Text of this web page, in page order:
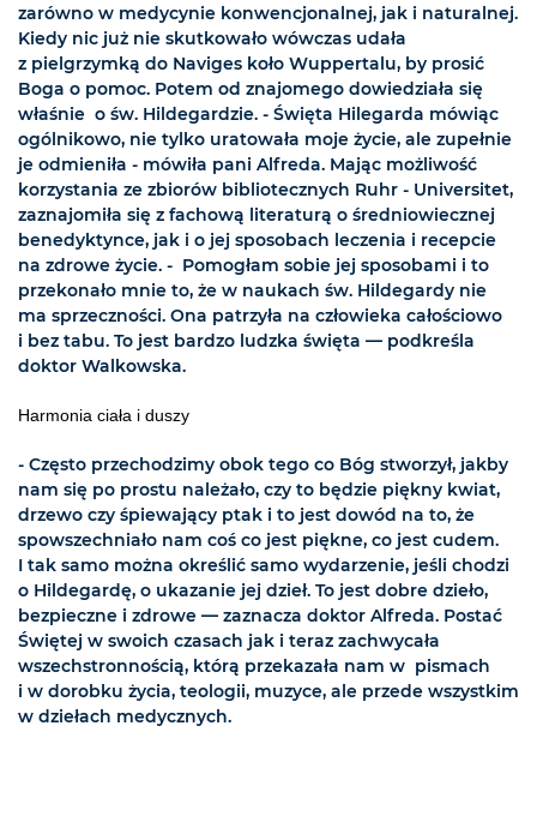
zarówno w medycynie konwencjonalnej, jak i naturalnej.
Kiedy nic już nie skutkowało wówczas udała
z pielgrzymką do Naviges koło Wuppertalu, by prosić
Boga o pomoc. Potem od znajomego dowiedziała się
właśnie o św. Hildegardzie. - Święta Hilegarda mówiąc
ogólnikowo, nie tylko uratowała moje życie, ale zupełnie
je odmieniła - mówiła pani Alfreda. Mając możliwość
korzystania ze zbiorów bibliotecznych Ruhr - Universitet,
zaznajomiła się z fachową literaturą o średniowiecznej
benedyktynce, jak i o jej sposobach leczenia i recepcie
na zdrowe życie. - Pomogłam sobie jej sposobami i to
przekonało mnie to, że w naukach św. Hildegardy nie
ma sprzeczności. Ona patrzyła na człowieka całościowo
i bez tabu. To jest bardzo ludzka święta — podkreśla
doktor Walkowska.
Harmonia ciała i duszy
- Często przechodzimy obok tego co Bóg stworzył, jakby
nam się po prostu należało, czy to będzie piękny kwiat,
drzewo czy śpiewający ptak i to jest dowód na to, że
spowszechniało nam coś co jest piękne, co jest cudem.
I tak samo można określić samo wydarzenie, jeśli chodzi
o Hildegardę, o ukazanie jej dzieł. To jest dobre dzieło,
bezpieczne i zdrowe — zaznacza doktor Alfreda. Postać
Świętej w swoich czasach jak i teraz zachwycała
wszechstronnością, którą przekazała nam w pismach
i w dorobku życia, teologii, muzyce, ale przede wszystkim
w dziełach medycznych.